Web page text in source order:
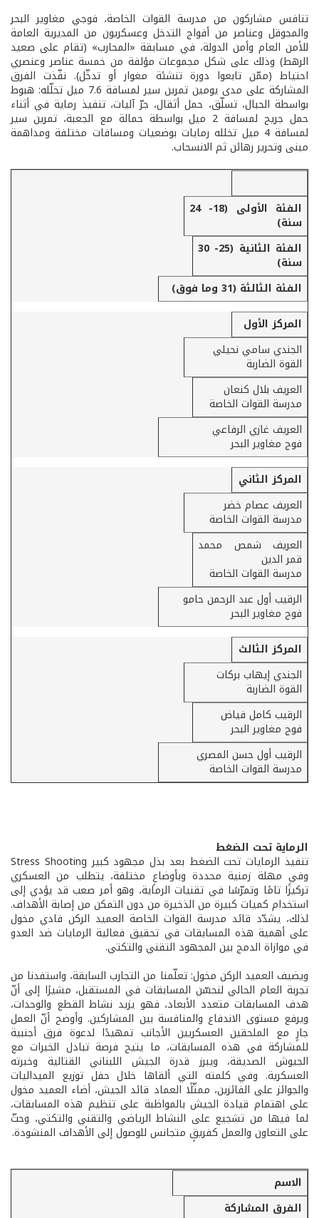
تنافس مشاركون من مدرسة القوات الخاصة، فوجي مغاوير البحر
والمجوقل وعناصر من أفواج التدخل وعسكريون من المديرية العامة
للأمن العام وأمن الدولة، في مسابقة «المحارب» (تقام على صعيد
الرهط) وذلك على شكل مجموعات مؤلفة من خمسة عناصر وعنصري
احتياط (ممّن تابعوا دورة تنشئة مغوار أو تدخّل). نفّذت الفرق
المشاركة على مدى يومين تمرين سير لمسافة 7.6 ميل تخلّله: هبوط
بواسطة الحبال، تسلّق، حمل أثقال، جرّ آليات، تنفيذ رماية في أثناء
حمل جريح لمسافة 2 ميل بواسطة حمالة مع الجعبة، تمرين سير
لمسافة 4 ميل تخلله رمايات بوضعيات ومسافات مختلفة ومداهمة
مبنى وتحرير رهائن ثم الانسحاب.
الفئة الأولى (18- 24
سنة)
الفئة الثانية (25- 30
سنة)
الفئة الثالثة (31 وما فوق)
المركز الأول
الجندي سامي نحيلي
القوة الضاربة
العريف بلال كنعان
مدرسة القوات الخاصة
العريف غازي الرفاعي
فوج مغاوير البحر
المركز الثاني
العريف عصام خضر
مدرسة القوات الخاصة
العريف شمص محمد
قمر الدين
مدرسة القوات الخاصة
الرقيب أول عبد الرحمن حامو
فوج مغاوير البحر
المركز الثالث
الجندي إيهاب بركات
القوة الضاربة
الرقيب كامل فياض
فوج مغاوير البحر
الرقيب أول حسن المصري
مدرسة القوات الخاصة
الرماية تحت الضغط
تنفيذ الرمايات تحت الضغط بعد بذل مجهود كبير Stress Shooting
وفي مهلة زمنية محددة وبأوضاعٍ مختلفة، يتطلب من العسكري
تركيزًا تامًا وتمرّسًا في تقنيات الرماية، وهو أمر صعب قد يؤدي إلى
استخدام كميات كبيرة من الذخيرة من دون التمكن من إصابة الأهداف.
لذلك، يشدّد قائد مدرسة القوات الخاصة العميد الركن فادي مخول
على أهمية هذه المسابقات في تحقيق فعالية الرمايات ضد العدو
في موازاة الدمج بين المجهود التقني والتكتي.
ويضيف العميد الركن مخول: تعلّمنا من التجارب السابقة، واستفدنا من
تجربة العام الحالي لنحسّن المسابقات في المستقبل، مشيرًا إلى أنّ
هدف المسابقات متعدد الأبعاد، فهو يزيد نشاط القطع والوحدات،
ويرفع مستوى الاندفاع والمنافسة بين المشاركين. وأوضح أنّ العمل
جارٍ مع الملحقين العسكريين الأجانب تمهيدًا لدعوة فرق أجنبية
للمشاركة في هذه المسابقات، ما يتيح فرصة تبادل الخبرات مع
الجيوش الصديقة، ويبرز قدرة الجيش اللبناني القتالية وخبرته
العسكرية. وفي كلمته التي ألقاها خلال حفل توزيع الميداليات
والجوائز على الفائزين، ممثّلًا العماد قائد الجيش، أضاء العميد مخول
على اهتمام قيادة الجيش بالمواظبة على تنظيم هذه المسابقات،
لما فيها من تشجيع على النشاط الرياضي والتقني والتكتي، وحثّ
على التعاون والعمل كفريقٍ متجانس للوصول إلى الأهداف المنشودة.
الاسم
الفرق المشاركة